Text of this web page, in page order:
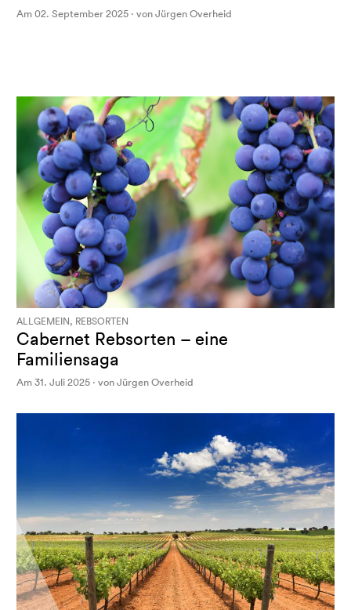
Am 02. September 2025 · von Jürgen Overheid
ALLGEMEIN, REBSORTEN
Cabernet Rebsorten – eine
Familiensaga
Am 31. Juli 2025 · von Jürgen Overheid